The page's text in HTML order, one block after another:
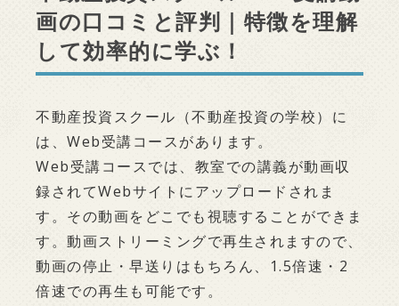
画の口コミと評判｜特徴を理解
して効率的に学ぶ！
不動産投資スクール（不動産投資の学校）に
は、Web受講コースがあります。
Web受講コースでは、教室での講義が動画収
録されてWebサイトにアップロードされま
す。その動画をどこでも視聴することができま
す。動画ストリーミングで再生されますので、
動画の停止・早送りはもちろん、1.5倍速・2
倍速での再生も可能です。